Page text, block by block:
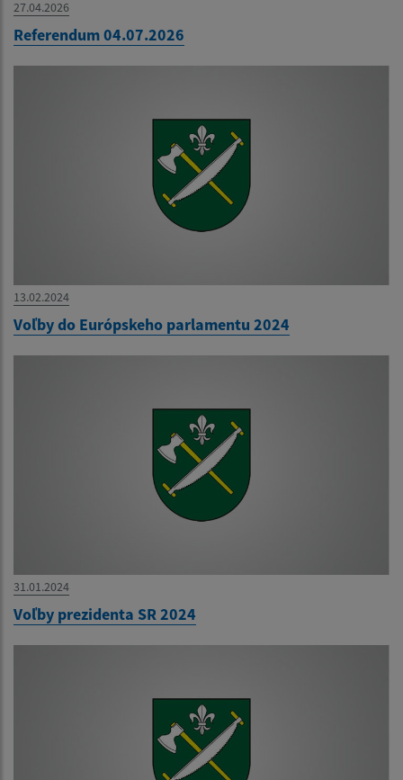
27.04.2026
Referendum 04.07.2026
13.02.2024
Voľby do Európskeho parlamentu 2024
31.01.2024
Voľby prezidenta SR 2024